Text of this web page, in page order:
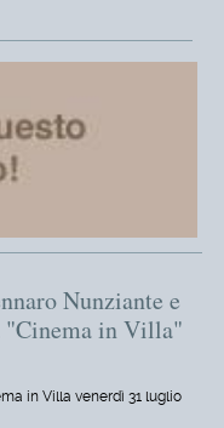
Nunziante e
"Cinema in Villa"
in Villa venerdì 31 luglio